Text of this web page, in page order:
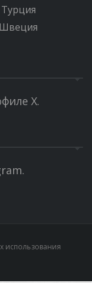
Турция
Швеция
X.
использования